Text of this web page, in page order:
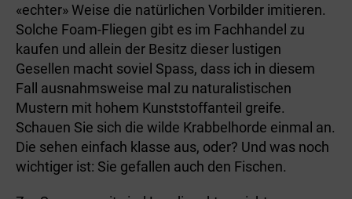
«echter» Weise die natürlichen Vorbilder imitieren.
Solche Foam-Fliegen gibt es im Fachhandel zu
kaufen und allein der Besitz dieser lustigen
Gesellen macht soviel Spass, dass ich in diesem
Fall ausnahmsweise mal zu naturalistischen
Mustern mit hohem Kunststoffanteil greife.
Schauen Sie sich die wilde Krabbelhorde einmal an.
Die sehen einfach klasse aus, oder? Und was noch
wichtiger ist: Sie gefallen auch den Fischen.